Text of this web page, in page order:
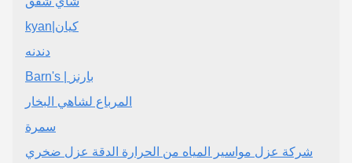
kyan|كيان
دندنه
Barn's | بارنز
المرباع لشاهي البخار
سمرة
شركة عزل مواسير المياه من الحرارة الدقة عزل ضخري